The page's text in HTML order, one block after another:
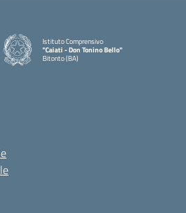
Istituto Comprensivo
"Caiati - Don Tonino Bello"
Bitonto (BA)